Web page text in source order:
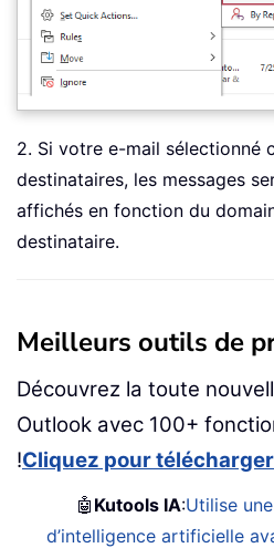
2. Si votre e-mail sélectionné
destinataires, les messages
affichés en fonction du
destinataire.
Meilleurs outils de
Découvrez la toute
Outlook avec 100+
!Cliquez pour
🤖 Kutools IA:Utilise
d’intelligence artificielle